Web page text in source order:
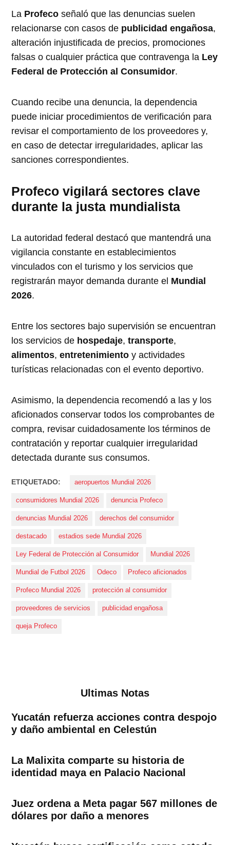
La Profeco señaló que las denuncias suelen
relacionarse con casos de publicidad engañosa,
alteración injustificada de precios, promociones
falsas o cualquier práctica que contravenga la Ley
Federal de Protección al Consumidor.
Cuando recibe una denuncia, la dependencia
puede iniciar procedimientos de verificación para
revisar el comportamiento de los proveedores y,
en caso de detectar irregularidades, aplicar las
sanciones correspondientes.
Profeco vigilará sectores clave
durante la justa mundialista
La autoridad federal destacó que mantendrá una
vigilancia constante en establecimientos
vinculados con el turismo y los servicios que
registrarán mayor demanda durante el Mundial
2026.
Entre los sectores bajo supervisión se encuentran
los servicios de hospedaje,transporte,
alimentos,entretenimiento y actividades
turísticas relacionadas con el evento deportivo.
Asimismo, la dependencia recomendó a las y los
aficionados conservar todos los comprobantes de
compra, revisar cuidadosamente los términos de
contratación y reportar cualquier irregularidad
detectada durante sus consumos.
ETIQUETADO: aeropuertos Mundial 2026
consumidores Mundial 2026 denuncia Profeco
denuncias Mundial 2026 derechos del consumidor
destacado estadios sede Mundial 2026
Ley Federal de Protección al Consumidor Mundial 2026
Mundial de Futbol 2026 Odeco Profeco aficionados
Profeco Mundial 2026 protección al consumidor
proveedores de servicios publicidad engañosa
queja Profeco
Ultimas Notas
Yucatán refuerza acciones contra despojo
y daño ambiental en Celestún
La Malixita comparte su historia de
identidad maya en Palacio Nacional
Juez ordena a Meta pagar 567 millones de
dólares por daño a menores